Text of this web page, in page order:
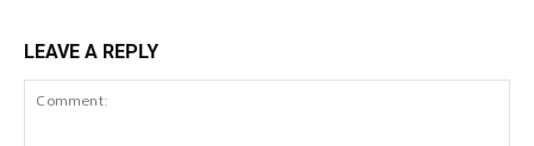
LEAVE A REPLY